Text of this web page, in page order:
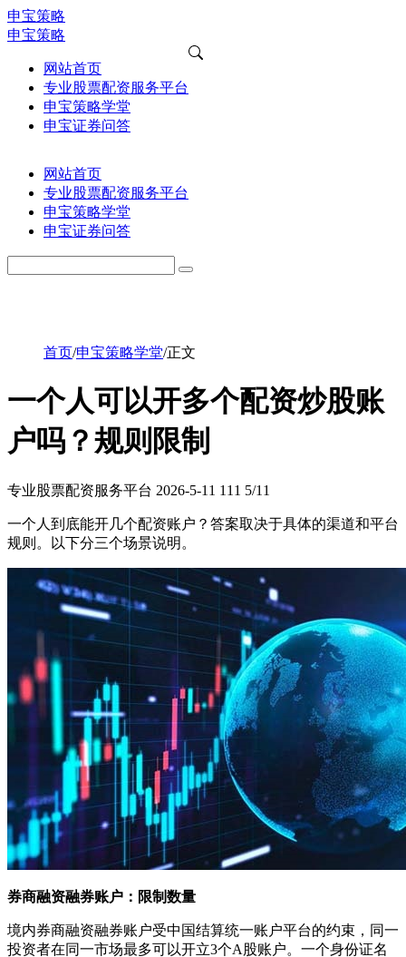
申宝策略
申宝策略
网站首页
专业股票配资服务平台
申宝策略学堂
申宝证券问答
网站首页
专业股票配资服务平台
申宝策略学堂
申宝证券问答
首页/申宝策略学堂/正文
一个人可以开多个配资炒股账
户吗？规则限制
专业股票配资服务平台 2026-5-11 111 5/11
一个人到底能开几个配资账户？答案取决于具体的渠道和平台
规则。以下分三个场景说明。
券商融资融券账户：限制数量
境内券商融资融券账户受中国结算统一账户平台的约束，同一
投资者在同一市场最多可以开立3个A股账户。一个身份证名